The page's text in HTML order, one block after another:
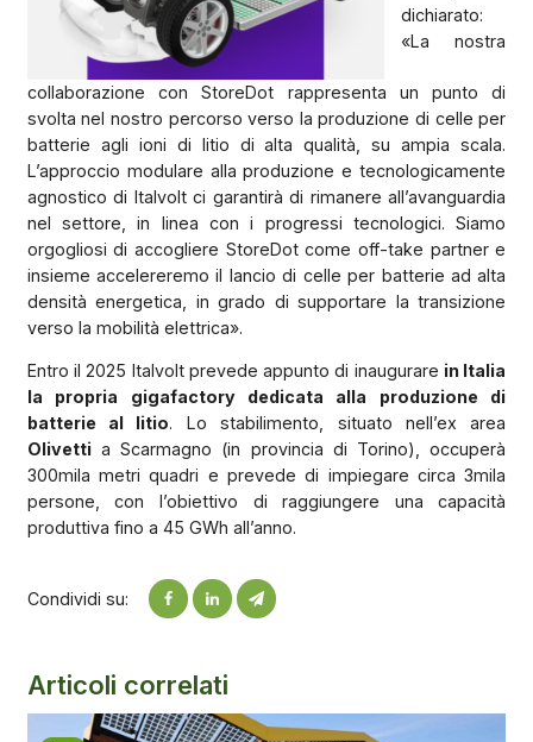
dichiarato:
«La nostra
collaborazione con StoreDot rappresenta un punto di
svolta nel nostro percorso verso la produzione di celle per
batterie agli ioni di litio di alta qualità, su ampia scala.
L’approccio modulare alla produzione e tecnologicamente
agnostico di Italvolt ci garantirà di rimanere all’avanguardia
nel settore, in linea con i progressi tecnologici. Siamo
orgogliosi di accogliere StoreDot come off-take partner e
insieme accelereremo il lancio di celle per batterie ad alta
densità energetica, in grado di supportare la transizione
verso la mobilità elettrica».
Entro il 2025 Italvolt prevede appunto di inaugurare in Italia
la propria gigafactory dedicata alla produzione di
batterie al litio. Lo stabilimento, situato nell’ex area
Olivettia Scarmagno (in provincia di Torino), occuperà
300mila metri quadri e prevede di impiegare circa 3mila
persone, con l’obiettivo di raggiungere una capacità
produttiva fino a 45 GWh all’anno.
Condividi su:
Articoli correlati